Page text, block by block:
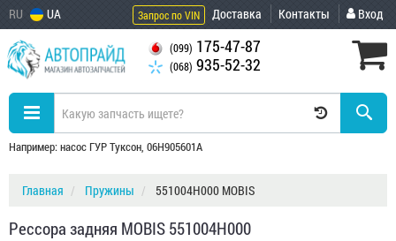
RU UA Запрос по VIN Доставка Контакты Вход
(099) 175-47-87
(068) 935-52-32
Например: насос ГУР Туксон, 06H905601A
Главная Пружины 551004H000 MOBIS
Рессора задняя MOBIS 551004H000